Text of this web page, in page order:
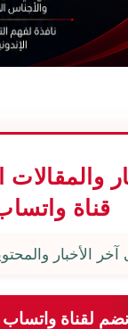
قناة
الأخبار
انضم لقناة واتساب